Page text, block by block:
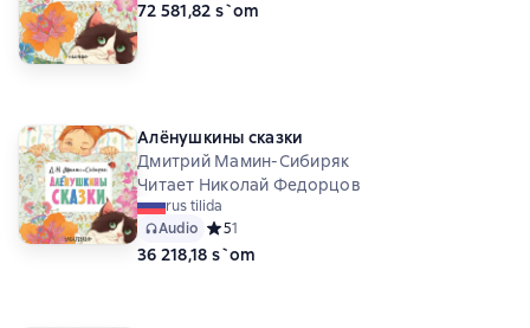
72 581,82 s`om
Алёнушкины сказки
Дмитрий Мамин-Сибиряк
Читает Николай Федорцов
rus tilida
Audio Средний рейтинг 5 на основе 1 оценок
51
36 218,18 s`om